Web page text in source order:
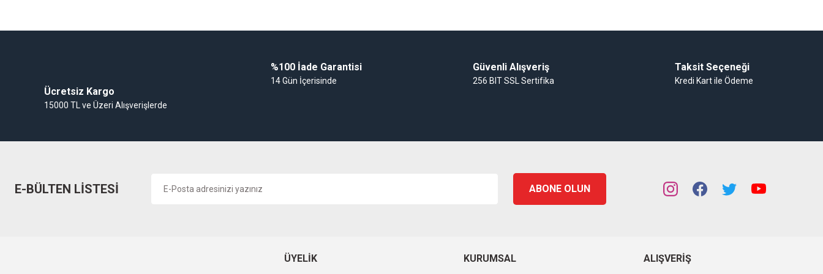
Ücretsiz Kargo
15000 TL ve Üzeri Alışverişlerde
%100 İade Garantisi
14 Gün İçerisinde
Güvenli Alışveriş
256 BIT SSL Sertifika
Taksit Seçeneği
Kredi Kart ile Ödeme
E-BÜLTEN LİSTESİ ABONE OLUN
ÜYELIK KURUMSAL ALIŞVERIŞ